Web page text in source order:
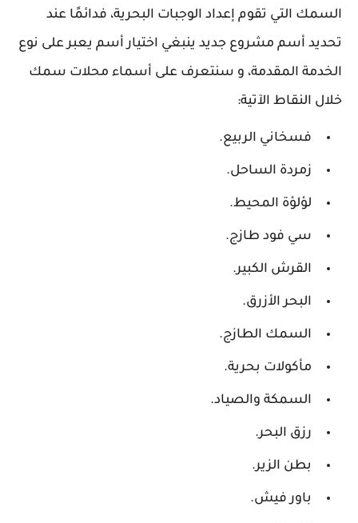
السمك التي تقوم إعداد الوجبات البحرية، فدائمًا عند
تحديد أسم مشروع جديد ينبغي اختيار أسم يعبر على نوع
الخدمة المقدمة، و سنتعرف على أسماء محلات سمك
خلال النقاط الآتية:
فسخاني الربيع.
زمردة الساحل.
لؤلؤة المحيط.
سي فود طازج.
القرش الكبير.
البحر الأزرق.
السمك الطازج.
مأكولات بحرية.
السمكة والصياد.
رزق البحر.
بطن الزير.
باور فيش.